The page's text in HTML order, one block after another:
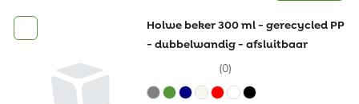
Holwe beker 300 ml - gerecycled PP
- dubbelwandig - afsluitbaar
(0)